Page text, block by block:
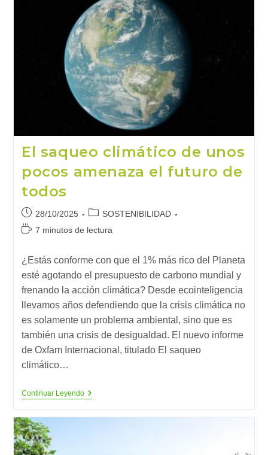
El saqueo climático de unos
pocos amenaza el futuro de
todos
Publicación
de
28/10/2025
Categoría
de
SOSTENIBILIDAD
Tiempo
lectura:
7 minutos de lectura
¿Estás conforme con que el 1% más rico del Planeta
esté agotando el presupuesto de carbono mundial y
frenando la acción climática? Desde ecointeligencia
llevamos años defendiendo que la crisis climática no
es solamente un problema ambiental, sino que es
también una crisis de desigualdad. El nuevo informe
de Oxfam Internacional, titulado El saqueo
climático…
Continuar LeyendoEl